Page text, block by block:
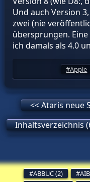
Und auch Version
zwei (nie
übersprungen.
ich damals als 4.0
Apple
<< Ataris neue
Inhaltsverzeichnis
ABBUC (2)